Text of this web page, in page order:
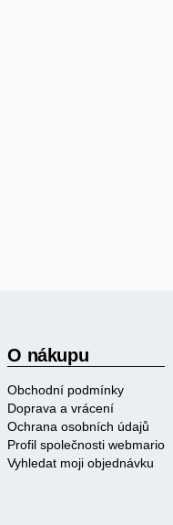
O nákupu
Obchodní podmínky
Doprava a vrácení
Ochrana osobních údajů
Profil společnosti webmario
Vyhledat moji objednávku